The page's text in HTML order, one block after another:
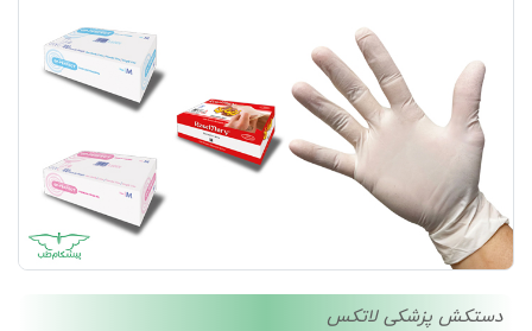
دستکش پزشکی لاتکس